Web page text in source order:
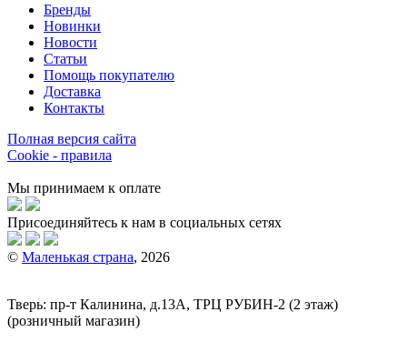
Бренды
Новинки
Новости
Статьи
Помощь покупателю
Доставка
Контакты
Полная версия сайта
Cookie - правила
Мы принимаем к оплате
Присоединяйтесь к нам в социальных сетях
© Маленькая страна, 2026
Тверь: пр-т Калинина, д.13А, ТРЦ РУБИН-2 (2 этаж)
(розничный магазин)